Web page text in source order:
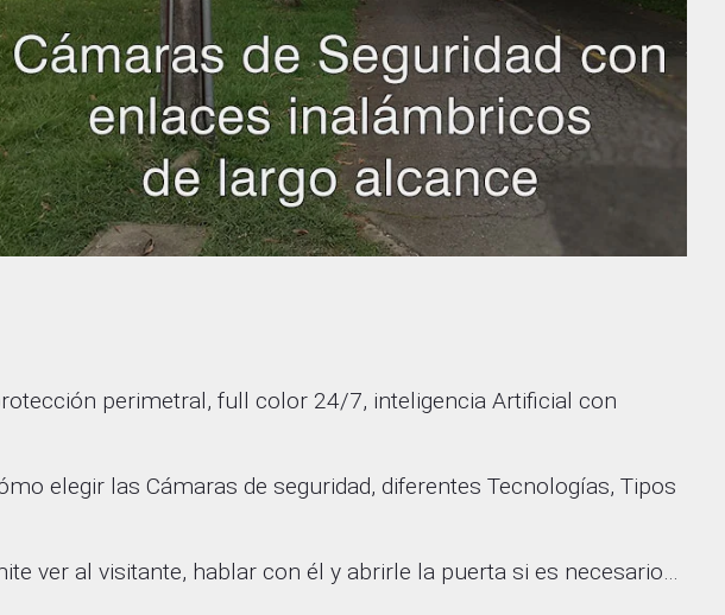
perimetral, full color 24/7, inteligencia Artificial con
elegir las Cámaras de seguridad, diferentes Tecnologías, Tipos
ver al visitante, hablar con él y abrirle la puerta si es necesario…